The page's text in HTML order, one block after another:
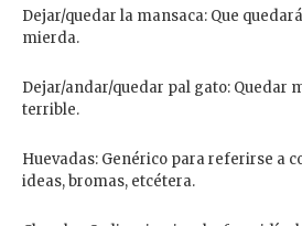
Dejar/quedar la mansaca: Que
mierda.
Dejar/andar/quedar pal gato: Quedar
terrible.
Huevadas: Genérico para referirse a
ideas, bromas, etcétera.